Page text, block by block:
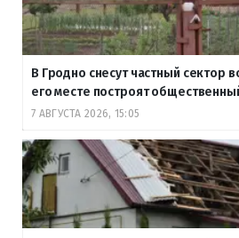
В Гродно снесут частный сектор
его месте построят
7 АВГУСТА 2026, 15:05